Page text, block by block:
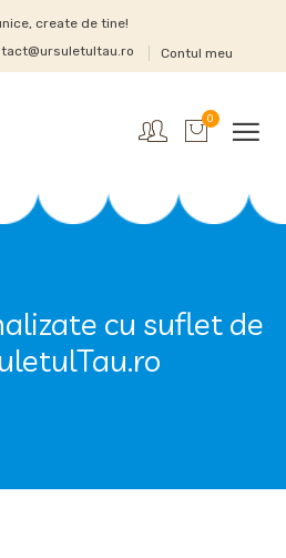
create de tine!
Contul meu
0
cu suflet de